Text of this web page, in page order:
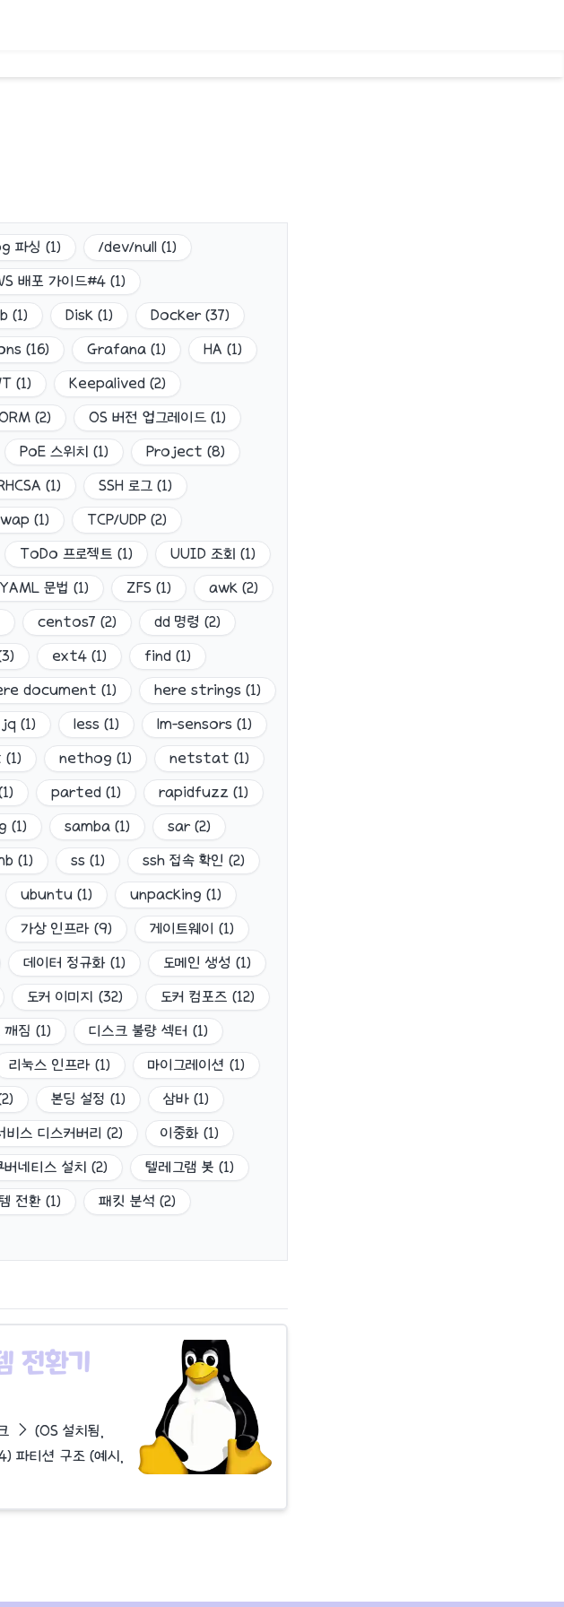
파싱 (1) /dev/null (1)
배포 가이드#4 (1)
(1) Disk (1) Docker(37)
(16) Grafana (1) HA (1)
(1) Keepalived (2)
(2) OS 버전 업그레이드 (1)
PoE 스위치 (1) Project (8)
(1) SSH 로그 (1)
(1) TCP/UDP (2)
ToDo 프로젝트 (1) UUID 조회 (1)
YAML 문법 (1) ZFS (1) awk (2)
centos7 (2) dd 명령 (2)
3) ext4 (1) find (1)
document (1) here strings (1)
jq (1) less (1) lm-sensors (1)
(1) nethog (1) netstat (1)
1) parted (1) rapidfuzz (1)
(1) samba (1) sar(2)
(1) ss (1) ssh 접속 확인 (2)
ubuntu (1) unpacking (1)
가상 인프라 (9) 게이트웨이 (1)
데이터 정규화 (1) 도메인 생성 (1)
도커 이미지 (32) 도커 컴포즈 (12)
깨짐 (1) 디스크 불량 섹터 (1)
리눅스 인프라 (1) 마이그레이션 (1)
2) 본딩 설정 (1) 삼바 (1)
비스 디스커버리 (2) 이중화 (1)
버네티스 설치 (2) 텔레그램 봇 (1)
전환 (1) 패킷 분석 (2)
전환기
→ (OS 설치됨,
티션 구조 (예시,